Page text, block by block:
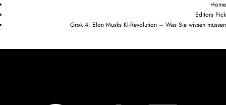
Home
Editors Pick
Grok 4: Elon Musks KI-Revolution – Was Sie wissen müssen